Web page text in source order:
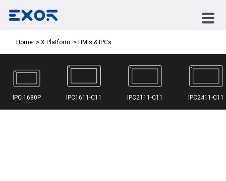
Home X Platform HMIs & IPCs
IPC 1680P IPC1611-C11 IPC2111-C11 IPC2411-C11